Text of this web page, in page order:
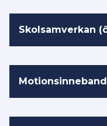
Skolsamverkan